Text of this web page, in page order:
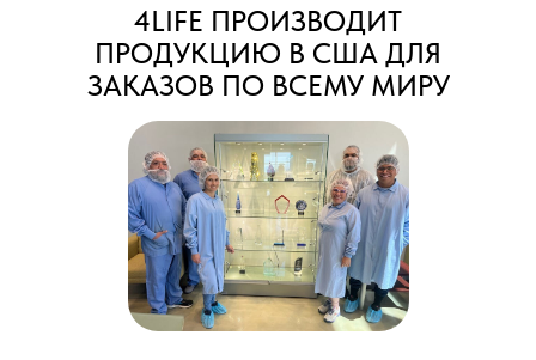
4LIFE ПРОИЗВОДИТ
ПРОДУКЦИЮ В США ДЛЯ
ЗАКАЗОВ ПО ВСЕМУ МИРУ